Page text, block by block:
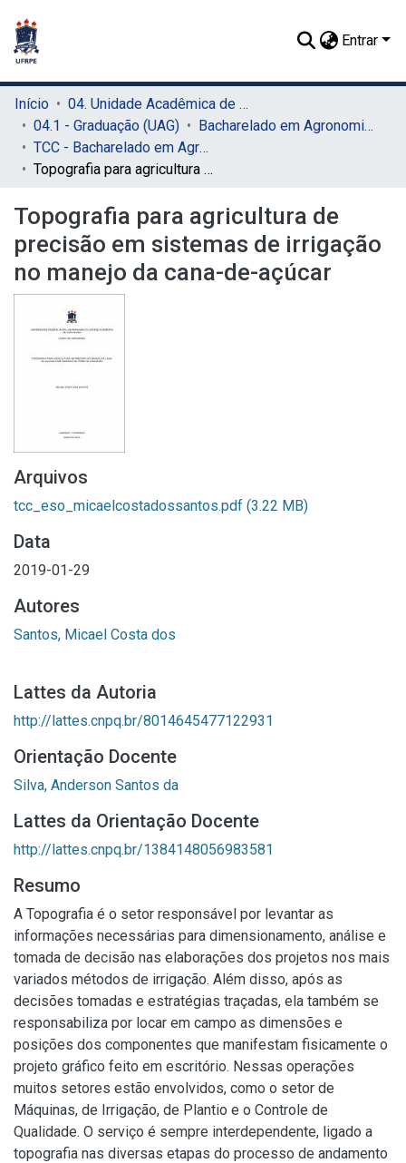
Entrar
Início
04. Unidade Acadêmica de Garanhuns (UAG)
04.1 - Graduação (UAG)
Bacharelado em Agronomia (UAG)
TCC - Bacharelado em Agronomia (UAG)
Topografia para agricultura de precisão em sistemas de irrigação no manejo da cana-de-açúcar
Topografia para agricultura de
precisão em sistemas de irrigação
no manejo da cana-de-açúcar
Arquivos
tcc_eso_micaelcostadossantos.pdf (3.22 MB)
Data
2019-01-29
Autores
Santos, Micael Costa dos
Lattes da Autoria
http://lattes.cnpq.br/8014645477122931
Orientação Docente
Silva, Anderson Santos da
Lattes da Orientação Docente
http://lattes.cnpq.br/1384148056983581
Resumo
A Topografia é o setor responsável por levantar as
informações necessárias para dimensionamento, análise e
tomada de decisão nas elaborações dos projetos nos mais
variados métodos de irrigação. Além disso, após as
decisões tomadas e estratégias traçadas, ela também se
responsabiliza por locar em campo as dimensões e
posições dos componentes que manifestam fisicamente o
projeto gráfico feito em escritório. Nessas operações
muitos setores estão envolvidos, como o setor de
Máquinas, de Irrigação, de Plantio e o Controle de
Qualidade. O serviço é sempre interdependente, ligado a
topografia nas diversas etapas do processo de andamento